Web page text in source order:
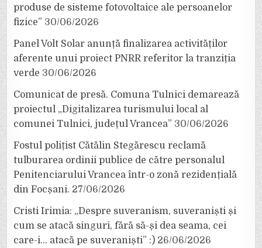
produse de sisteme fotovoltaice ale persoanelor
fizice” 30/06/2026
Panel Volt Solar anunță finalizarea activităților
aferente unui proiect PNRR referitor la tranziția
verde 30/06/2026
Comunicat de presă. Comuna Tulnici demarează
proiectul „Digitalizarea turismului local al
comunei Tulnici, județul Vrancea” 30/06/2026
Fostul polițist Cătălin Stegărescu reclamă
tulburarea ordinii publice de către personalul
Penitenciarului Vrancea într-o zonă rezidențială
din Focșani. 27/06/2026
Cristi Irimia: „Despre suveranism, suveraniști și
cum se atacă singuri, fără să-și dea seama, cei
care-i… atacă pe suveraniști” :) 26/06/2026